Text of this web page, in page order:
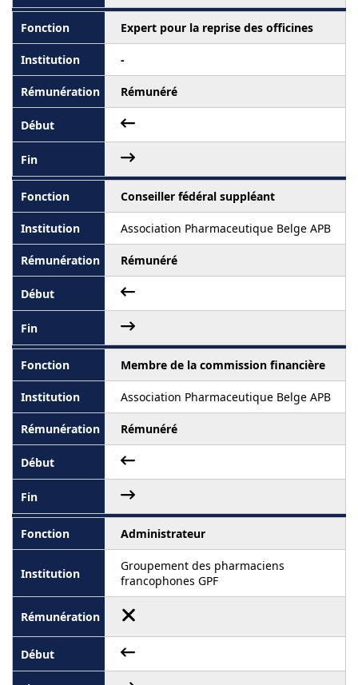
Expert pour la reprise des officines
-
Rémunéré
Conseiller fédéral suppléant
Association Pharmaceutique Belge APB
Rémunéré
Membre de la commission financière
Association Pharmaceutique Belge APB
Rémunéré
Administrateur
Groupement des pharmaciens
francophones GPF